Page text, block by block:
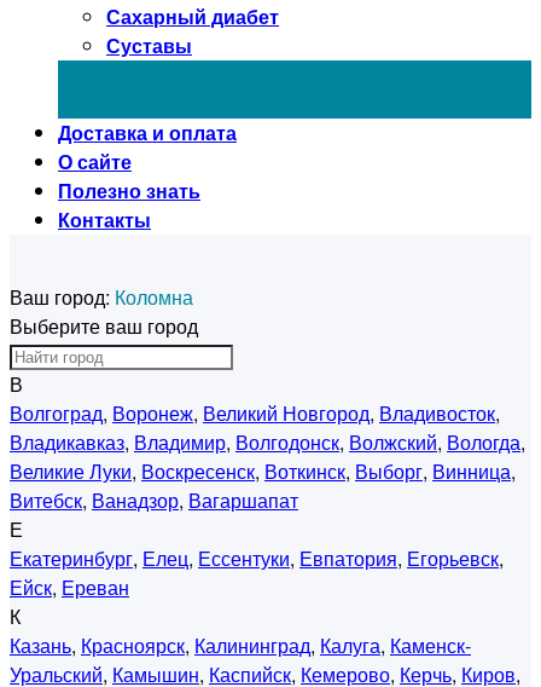
Сахарный диабет
Суставы
Доставка и оплата
О сайте
Полезно знать
Контакты
Ваш город: Коломна
Выберите ваш город
В
Волгоград, Воронеж, Великий Новгород, Владивосток,
Владикавказ, Владимир, Волгодонск, Волжский, Вологда,
Великие Луки, Воскресенск, Воткинск, Выборг, Винница,
Витебск, Ванадзор, Вагаршапат
Е
Екатеринбург, Елец, Ессентуки, Евпатория, Егорьевск,
Ейск, Ереван
К
Казань, Красноярск, Калининград, Калуга, Каменск-
Уральский, Камышин, Каспийск, Кемерово, Керчь, Киров,